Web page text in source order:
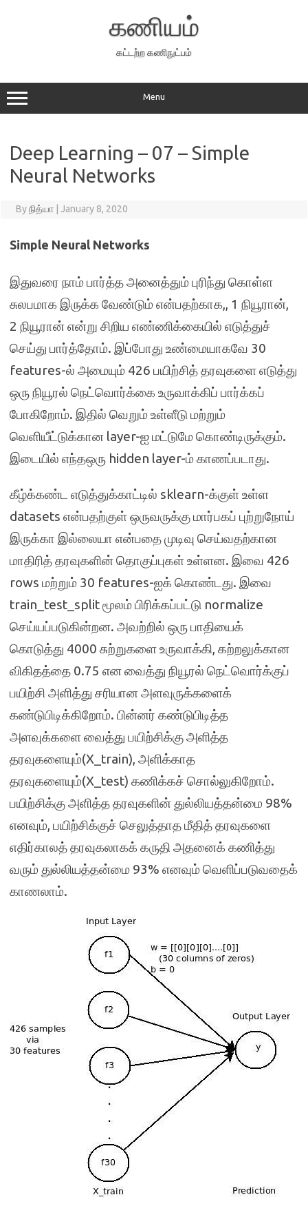
கணியம்
கட்டற்ற கணிநுட்பம்
Menu
Deep Learning – 07 – Simple
Neural Networks
Byநித்யா January 8, 2020
Simple Neural Networks
இதுவரை நாம் பார்த்த அனைத்தும் புரிந்து கொள்ள
சுலபமாக இருக்க வேண்டும் என்பதற்காக,, 1 நியூரான்,
2 நியூரான் என்று சிறிய எண்ணிக்கையில் எடுத்துச்
செய்து பார்த்தோம். இப்போது உண்மையாகவே 30
features-ல் அமையும் 426 பயிற்சித் தரவுகளை எடுத்து
ஒரு நியூரல் நெட்வொர்க்கை உருவாக்கிப் பார்க்கப்
போகிறோம். இதில் வெறும் உள்ளீடு மற்றும்
வெளியீட்டுக்கான layer-ஐ மட்டுமே கொண்டிருக்கும்.
இடையில் எந்தஒரு hidden layer-ம் காணப்படாது.
கீழ்க்கண்ட எடுத்துக்காட்டில் sklearn-க்குள் உள்ள
datasets என்பதற்குள் ஒருவருக்கு மார்பகப் புற்றுநோய்
இருக்கா இல்லையா என்பதை முடிவு செய்வதற்கான
மாதிரித் தரவுகளின் தொகுப்புகள் உள்ளன. இவை 426
rows மற்றும் 30 features-ஐக் கொண்டது. இவை
train_test_split மூலம் பிரிக்கப்பட்டு normalize
செய்யப்படுகின்றன. அவற்றில் ஒரு பாதியைக்
கொடுத்து 4000 சுற்றுகளை உருவாக்கி, கற்றலுக்கான
விகிதத்தை 0.75 என வைத்து நியூரல் நெட்‌வொர்க்குப்
பயிற்சி அளித்து சரியான அளவுருக்களைக்
கண்டுபிடிக்கிறோம். பின்னர் கண்டுபிடித்த
அளவுக்களை வைத்து பயிற்சிக்கு அளித்த
தரவுகளையும்(X_train), அளிக்காத
தரவுகளையும்(X_test) கணிக்கச் சொல்லுகிறோம்.
பயிற்சிக்கு அளித்த தரவுகளின் துல்லியத்தன்மை 98%
எனவும், பயிற்சிக்குச் செலுத்தாத மீதித் தரவுகளை
எதிர்காலத் தரவுகலாகக் கருதி அதனைக் கணித்து
வரும் துல்லியத்தன்மை 93% எனவும் வெளிப்படுவதைக்
காணலாம்.